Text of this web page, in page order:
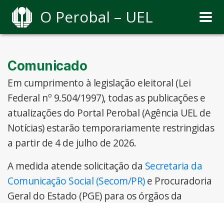
O Perobal – UEL
Comunicado
Em cumprimento à legislação eleitoral (Lei
Federal nº 9.504/1997), todas as publicações e
atualizações do Portal Perobal (Agência UEL de
Notícias) estarão temporariamente restringidas
a partir de 4 de julho de 2026.
A medida atende solicitação da Secretaria da
Comunicação Social (Secom/PR)e Procuradoria
Geral do Estado (PGE) para os órgãos da